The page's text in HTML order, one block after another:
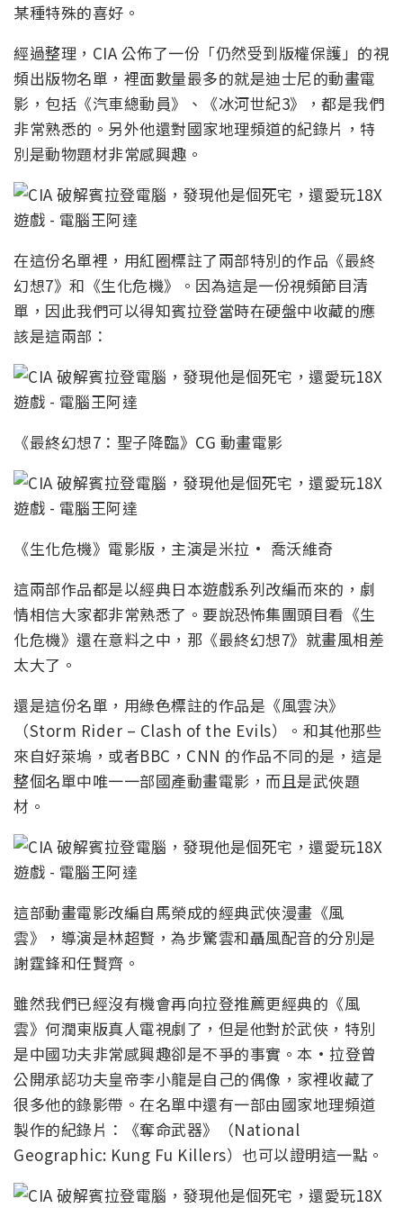
某種特殊的喜好。
經過整理，CIA 公佈了一份「仍然受到版權保護」的視
頻出版物名單，裡面數量最多的就是迪士尼的動畫電
影，包括《汽車總動員》、《冰河世紀3》，都是我們
非常熟悉的。另外他還對國家地理頻道的紀錄片，特
別是動物題材非常感興趣。
在這份名單裡，用紅圈標註了兩部特別的作品《最終
幻想7》和《生化危機》。因為這是一份視頻節目清
單，因此我們可以得知賓拉登當時在硬盤中收藏的應
該是這兩部：
《最終幻想7：聖子降臨》CG 動畫電影
《生化危機》電影版，主演是米拉· 喬沃維奇
這兩部作品都是以經典日本遊戲系列改編而來的，劇
情相信大家都非常熟悉了。要說恐怖集團頭目看《生
化危機》還在意料之中，那《最終幻想7》就畫風相差
太大了。
還是這份名單，用綠色標註的作品是《風雲決》
（Storm Rider – Clash of the Evils）。和其他那些
來自好萊塢，或者BBC，CNN 的作品不同的是，這是
整個名單中唯一一部國產動畫電影，而且是武俠題
材。
這部動畫電影改編自馬榮成的經典武俠漫畫《風
雲》，導演是林超賢，為步驚雲和聶風配音的分別是
謝霆鋒和任賢齊。
雖然我們已經沒有機會再向拉登推薦更經典的《風
雲》何潤東版真人電視劇了，但是他對於武俠，特別
是中國功夫非常感興趣卻是不爭的事實。本·拉登曾
公開承認功夫皇帝李小龍是自己的偶像，家裡收藏了
很多他的錄影帶。在名單中還有一部由國家地理頻道
製作的紀錄片：《奪命武器》（National
Geographic: Kung Fu Killers）也可以證明這一點。